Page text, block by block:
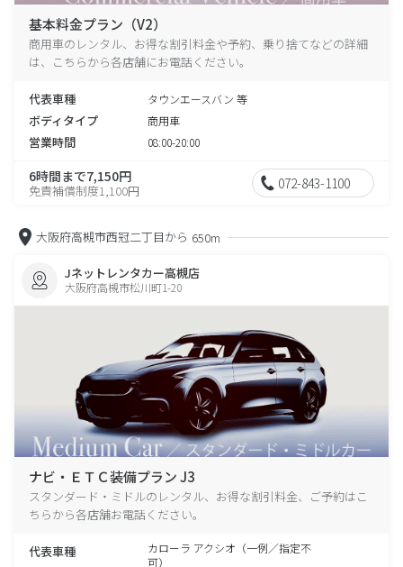
基本料金プラン（V2）
商用車のレンタル、お得な割引料金や予約、乗り捨てなどの詳細
は、こちらから各店舗にお電話ください。
代表車種 タウンエースバン 等
ボディタイプ 商用車
営業時間 08:00-20:00
6時間まで7,150円
免責補償制度1,100円 072-843-1100
大阪府高槻市西冠二丁目から 650m
Jネットレンタカー高槻店
大阪府高槻市松川町1-20
ナビ・ＥＴＣ装備プラン J3
スタンダード・ミドルのレンタル、お得な割引料金、ご予約はこ
ちらから各店舗お電話ください。
代表車種
カローラ アクシオ（一例／指定不
可）